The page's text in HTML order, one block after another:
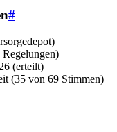
#
Regelungen)
(erteilt)
(35 von 69 Stimmen)